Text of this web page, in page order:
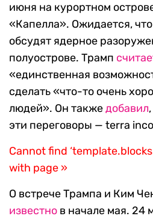
июня на курортном
«Капелла». Ожидается,
обсудят ядерное
полуострове. Трамп
«единственная
сделать «что-то очень
людей». Он такжедобавил
эти переговоры — terra
Cannot find
with page »
О встрече Трампа и Ким
известно в начале мая. 24